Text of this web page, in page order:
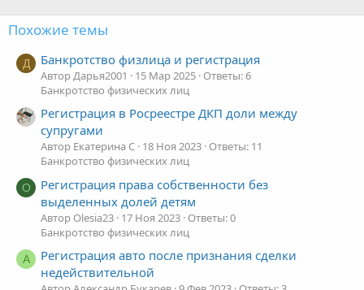
Похожие темы
Д Банкротство физлица и регистрация
Автор Дарья2001 15 Мар 2025 Ответы: 6
Банкротство физических лиц
Регистрация в Росреестре ДКП доли между
супругами
Автор Екатерина C 18 Ноя 2023 Ответы: 11
Банкротство физических лиц
O
Регистрация права собственности без
выделенных долей детям
Автор Olesia23 17 Ноя 2023 Ответы: 0
Банкротство физических лиц
А
Регистрация авто после признания сделки
недействительной